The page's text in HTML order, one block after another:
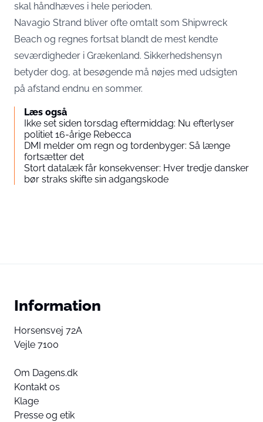
skal håndhæves i hele perioden.
Navagio Strand bliver ofte omtalt som Shipwreck
Beach og regnes fortsat blandt de mest kendte
seværdigheder i Grækenland. Sikkerhedshensyn
betyder dog, at besøgende må nøjes med udsigten
på afstand endnu en sommer.
Læs også
Ikke set siden torsdag eftermiddag: Nu efterlyser
politiet 16-årige Rebecca
DMI melder om regn og tordenbyger: Så længe
fortsætter det
Stort datalæk får konsekvenser: Hver tredje dansker
bør straks skifte sin adgangskode
Information
Horsensvej 72A
Vejle 7100
Om Dagens.dk
Kontakt os
Klage
Presse og etik